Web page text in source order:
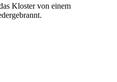
Kloster von einem